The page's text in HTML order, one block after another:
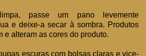
passe um pano levemente
e deixe-a secar à sombra. Produtos
e alteram as cores do produto.
escuras com bolsas claras e vice-